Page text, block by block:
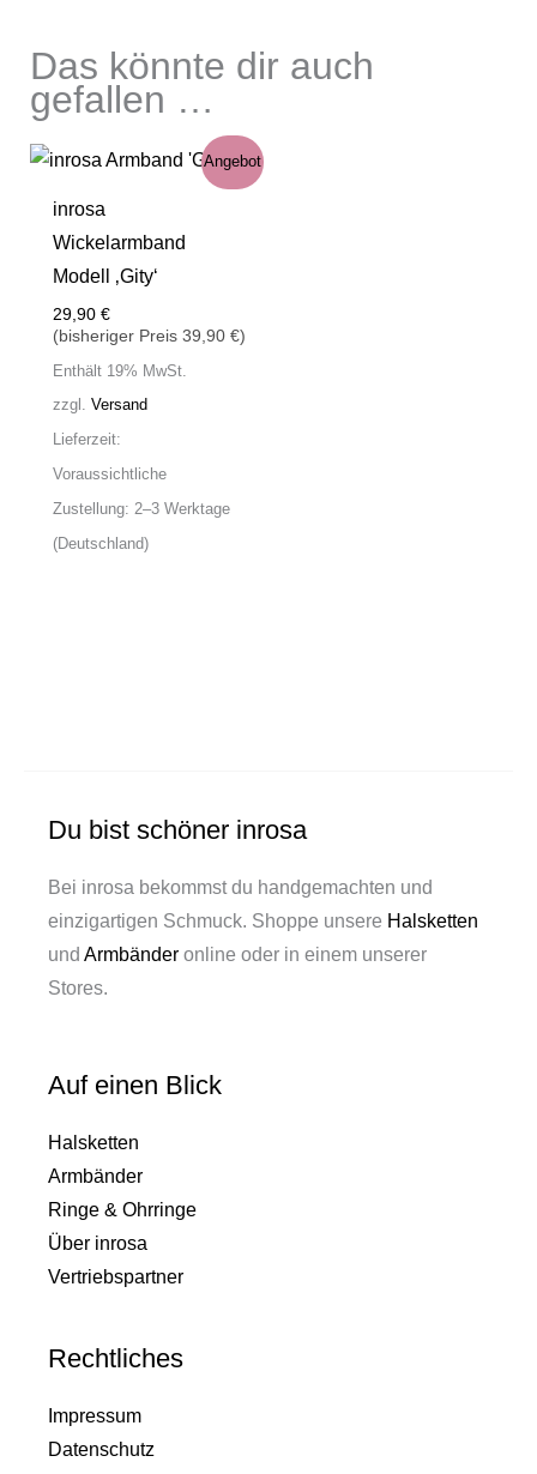
Das könnte dir auch
gefallen …
Angebot
inrosa
Wickelarmband
Modell ‚Gity‘
29,90 €
(bisheriger Preis 39,90 €)
Enthält 19% MwSt.
zzgl. Versand
Lieferzeit:
Voraussichtliche
Zustellung: 2–3 Werktage
(Deutschland)
Du bist schöner inrosa
Bei inrosa bekommst du handgemachten und
einzigartigen Schmuck. Shoppe unsere Halsketten
und Armbänder online oder in einem unserer
Stores.
Auf einen Blick
Halsketten
Armbänder
Ringe & Ohrringe
Über inrosa
Vertriebspartner
Rechtliches
Impressum
Datenschutz